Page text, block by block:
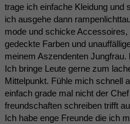
trage ich einfache Kleidung und
ich ausgehe dann
mode und schicke
gedeckte Farben und
meinem Aszendenten
Ich bringe Leute gerne zum
Mittelpunkt. Fühle mich schnell
einfach grade mal nicht der
freundschaften schreiben trifft
Ich habe enge Freunde die ich